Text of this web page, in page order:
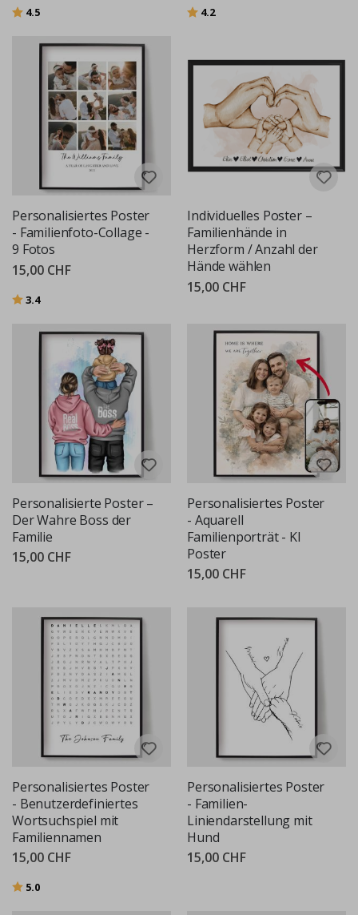
Bewertung:
4.5 Bewertung:
4.2
Personalisiertes Poster
- Familienfoto-Collage -
9 Fotos
15,00 CHF
Bewertung:
3.4von 5 Sternen
Individuelles Poster –
Familienhände in
Herzform / Anzahl der
Hände wählen
15,00 CHF
Personalisierte Poster –
Der Wahre Boss der
Familie
15,00 CHF
Personalisiertes Poster
- Aquarell
Familienporträt - KI
Poster
15,00 CHF
Personalisiertes Poster
- Benutzerdefiniertes
Wortsuchspiel mit
Familiennamen
15,00 CHF
Bewertung:
5.0
Personalisiertes Poster
- Familien-
Liniendarstellung mit
Hund
15,00 CHF